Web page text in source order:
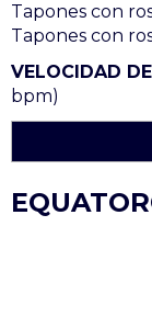
Tapones con
Tapones con
VELOCIDAD
bpm)